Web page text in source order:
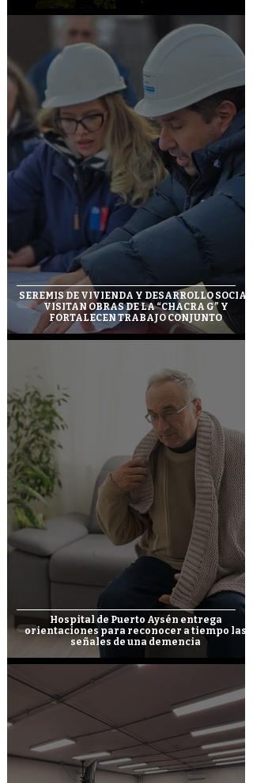
SEREMIS DE VIVIENDA Y DESARROLLO SOCIAL
VISITAN OBRAS DE LA “CHACRA G” Y
FORTALECEN TRABAJO CONJUNTO
Hospital de Puerto Aysén entrega
orientaciones para reconocer a tiempo las
señales de una demencia